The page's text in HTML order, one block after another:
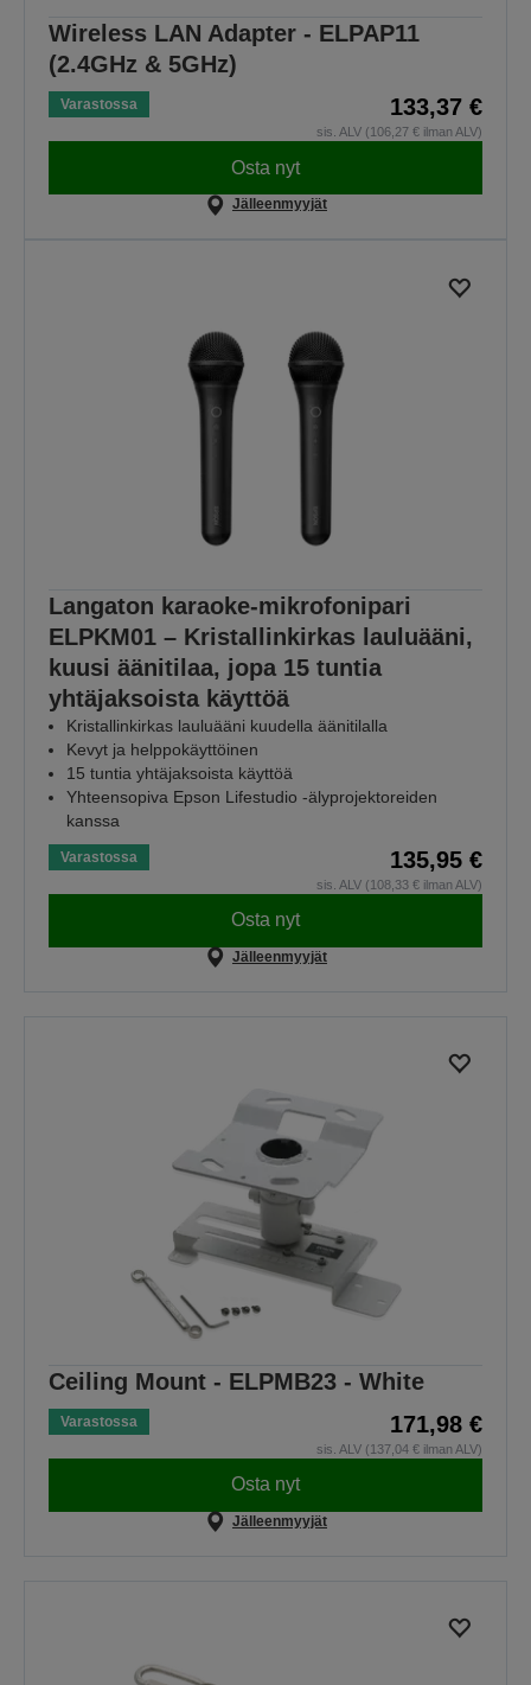
Wireless LAN Adapter - ELPAP11
(2.4GHz & 5GHz)
Varastossa 133,37 €
sis. ALV (106,27 € ilman ALV)
Osta nyt
Jälleenmyyjät
Langaton karaoke-mikrofonipari
ELPKM01 – Kristallinkirkas lauluääni,
kuusi äänitilaa, jopa 15 tuntia
yhtäjaksoista käyttöä
Kristallinkirkas lauluääni kuudella äänitilalla
Kevyt ja helppokäyttöinen
15 tuntia yhtäjaksoista käyttöä
Yhteensopiva Epson Lifestudio -älyprojektoreiden
kanssa
Varastossa 135,95 €
sis. ALV (108,33 € ilman ALV)
Osta nyt
Jälleenmyyjät
Ceiling Mount - ELPMB23 - White
Varastossa 171,98 €
sis. ALV (137,04 € ilman ALV)
Osta nyt
Jälleenmyyjät